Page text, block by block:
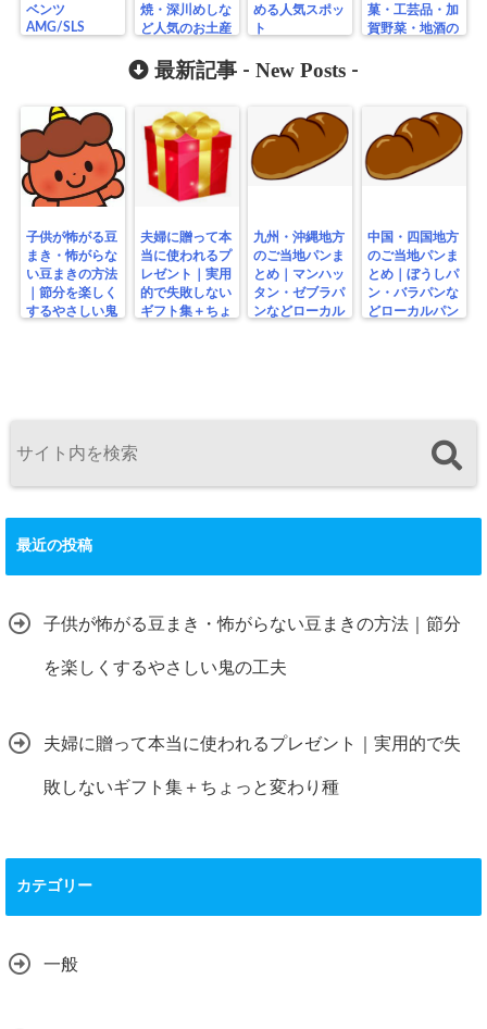
ベンツ
AMG/SLS
焼・深川めしな
ど人気のお土産
める人気スポッ
ト
菓・工芸品・加
賀野菜・地酒の
最新記事 - New Posts -
子供が怖がる豆
まき・怖がらな
い豆まきの方法
｜節分を楽しく
するやさしい鬼
夫婦に贈って本
当に使われるプ
レゼント｜実用
的で失敗しない
ギフト集＋ちょ
九州・沖縄地方
のご当地パンま
とめ｜マンハッ
タン・ゼブラパ
ンなどローカル
中国・四国地方
のご当地パンま
とめ｜ぼうしパ
ン・バラパンな
どローカルパン
最近の投稿
子供が怖がる豆まき・怖がらない豆まきの方法｜節分
を楽しくするやさしい鬼の工夫
夫婦に贈って本当に使われるプレゼント｜実用的で失
敗しないギフト集＋ちょっと変わり種
カテゴリー
一般